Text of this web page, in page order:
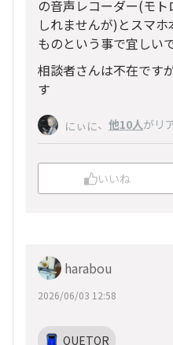
の音声レコーダー(モ
しれませんが)とスマ
ものという事で宜しい
相談者さんは不在です
す
にぃに、 他10人がリ
いいね
harabou
2026/06/03 12:58
QUETOR